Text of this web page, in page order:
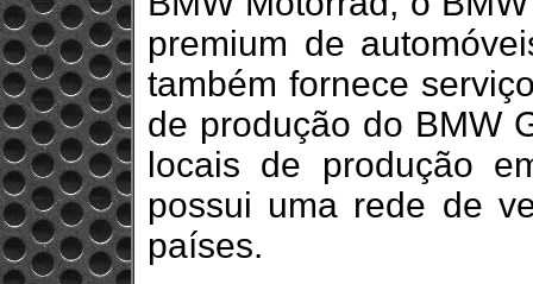
premium de
também fornece
de produção do BMW
locais de produção
possui uma rede de
países.